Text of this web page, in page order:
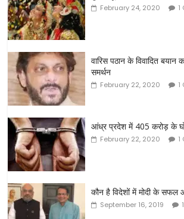
February 24, 2020
वारिस पठान के विवादित बयान
समर्थन
February 22, 2020
आंध्र प्रदेश में 405 करोड़ के
February 22, 2020
कौन है विदेशों में मोदी के सफल
September 16, 2019